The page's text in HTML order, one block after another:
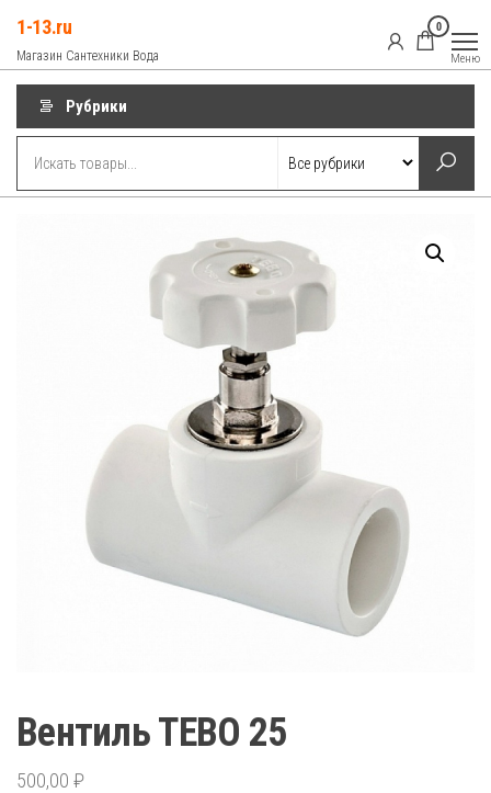
содержимому
1-13.ru
Магазин Сантехники Вода
0
Меню
Рубрики
Вентиль TEBO 25
500,00 ₽